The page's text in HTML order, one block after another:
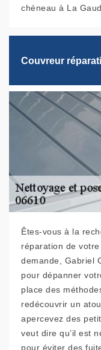
chéneau à La
Couvreur
Êtes-vous à la
réparation de
demande, Gabriel
pour dépanner
place des
redécouvrir un
apercevez des
veut dire qu’il est
pour éviter des